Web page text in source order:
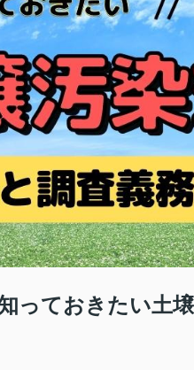
っておきたい土